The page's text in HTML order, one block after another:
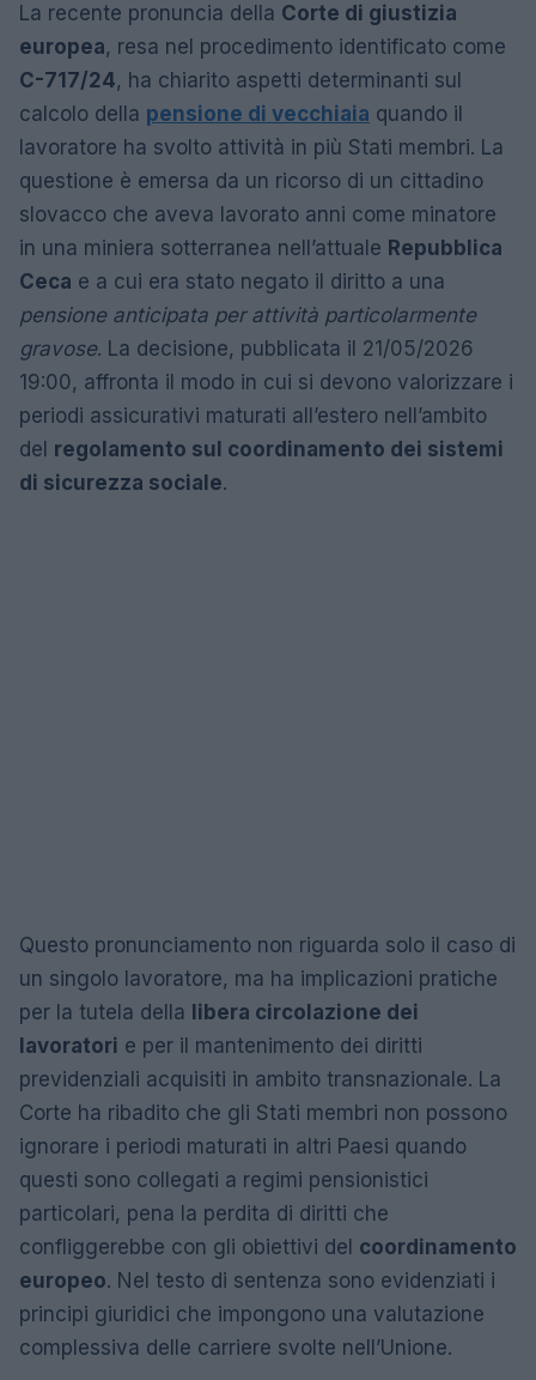
La recente pronuncia della Corte di giustizia
europea, resa nel procedimento identificato come
C-717/24, ha chiarito aspetti determinanti sul
calcolo della pensione di vecchiaia quando il
lavoratore ha svolto attività in più Stati membri. La
questione è emersa da un ricorso di un cittadino
slovacco che aveva lavorato anni come minatore
in una miniera sotterranea nell’attuale Repubblica
Ceca e a cui era stato negato il diritto a una
pensione anticipata per attività particolarmente
gravose. La decisione, pubblicata il 21/05/2026
19:00, affronta il modo in cui si devono valorizzare i
periodi assicurativi maturati all’estero nell’ambito
del regolamento sul coordinamento dei sistemi
di sicurezza sociale.
Questo pronunciamento non riguarda solo il caso di
un singolo lavoratore, ma ha implicazioni pratiche
per la tutela della libera circolazione dei
lavoratori e per il mantenimento dei diritti
previdenziali acquisiti in ambito transnazionale. La
Corte ha ribadito che gli Stati membri non possono
ignorare i periodi maturati in altri Paesi quando
questi sono collegati a regimi pensionistici
particolari, pena la perdita di diritti che
confliggerebbe con gli obiettivi del coordinamento
europeo. Nel testo di sentenza sono evidenziati i
principi giuridici che impongono una valutazione
complessiva delle carriere svolte nell’Unione.